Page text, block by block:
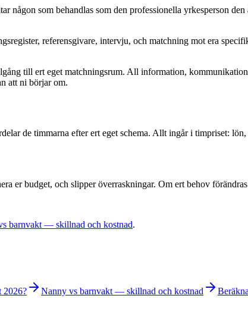
någon som behandlas som den professionella yrkesperson
referensgivare, intervju, och matchning mot era
till ert eget matchningsrum. All information,
att ni börjar om.
de timmarna efter ert eget schema. Allt ingår i timpriset:
er budget, och slipper överraskningar. Om ert behov
barnvakt — skillnad och kostnad.
2026? Nanny vs barnvakt — skillnad och kostnad